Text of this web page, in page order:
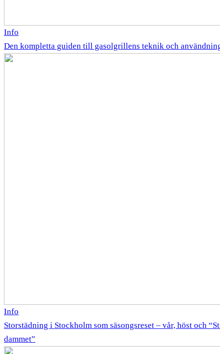
Info
Den kompletta guiden till gasolgrillens teknik och
Info
Storstädning i Stockholm som säsongsreset – vår, höst och
dammet”